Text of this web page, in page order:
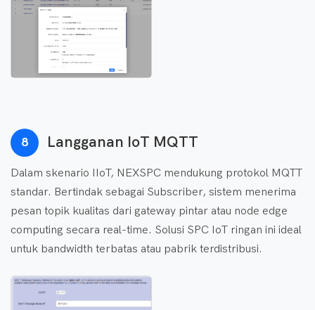
8 Langganan IoT MQTT
Dalam skenario IIoT, NEXSPC mendukung protokol MQTT
standar. Bertindak sebagai Subscriber, sistem menerima
pesan topik kualitas dari gateway pintar atau node edge
computing secara real-time. Solusi SPC IoT ringan ini ideal
untuk bandwidth terbatas atau pabrik terdistribusi.